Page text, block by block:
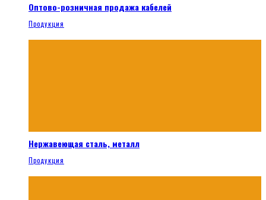
Оптово-розничная продажа кабелей
Продукция
Нержавеющая сталь, металл
Продукция